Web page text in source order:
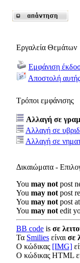
Εργαλεία Θεμάτων
Εμφάνιση
Αποστολή
Τρόποι εμφάνισης
Αλλαγή σε
Αλλαγή σε
Αλλαγή σε
Δικαιώματα -
You may not post
You may not post
You may not post
You may not edit
BB code is σε
Τα Smilies είναι σε
Ο κώδικας [IMG]
Ο κώδικας HTML